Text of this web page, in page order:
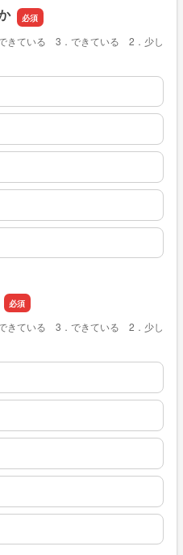
きている 3．できている 2．少し
きている 3．できている 2．少し